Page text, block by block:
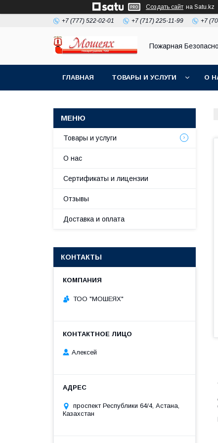
Создать сайт на Satu.kz
+7 (777) 522-02-01 +7 (717) 225-11-99 +7
Пожарная
ГЛАВНАЯ ТОВАРЫ И УСЛУГИ О
Товары и услуги
О нас
Сертификаты и лицензии
Отзывы
Доставка и оплата
КОНТАКТЫ
ТОО "МОШЕЯХ"
Алексей
проспект Республики 64/4, Астана,
Казахстан